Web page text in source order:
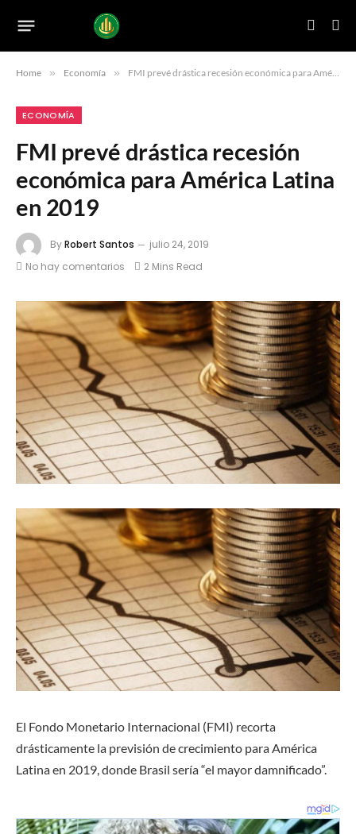
Home » Economía » FMI prevé drástica recesión económica para América Latina en 2019
ECONOMÍA
FMI prevé drástica recesión
económica para América Latina
en 2019
ByRobert Santos
julio 24, 2019
No hay comentarios
2 Mins Read
El Fondo Monetario Internacional (FMI) recorta
drásticamente la previsión de crecimiento para América
Latina en 2019, donde Brasil sería “el mayor damnificado”.